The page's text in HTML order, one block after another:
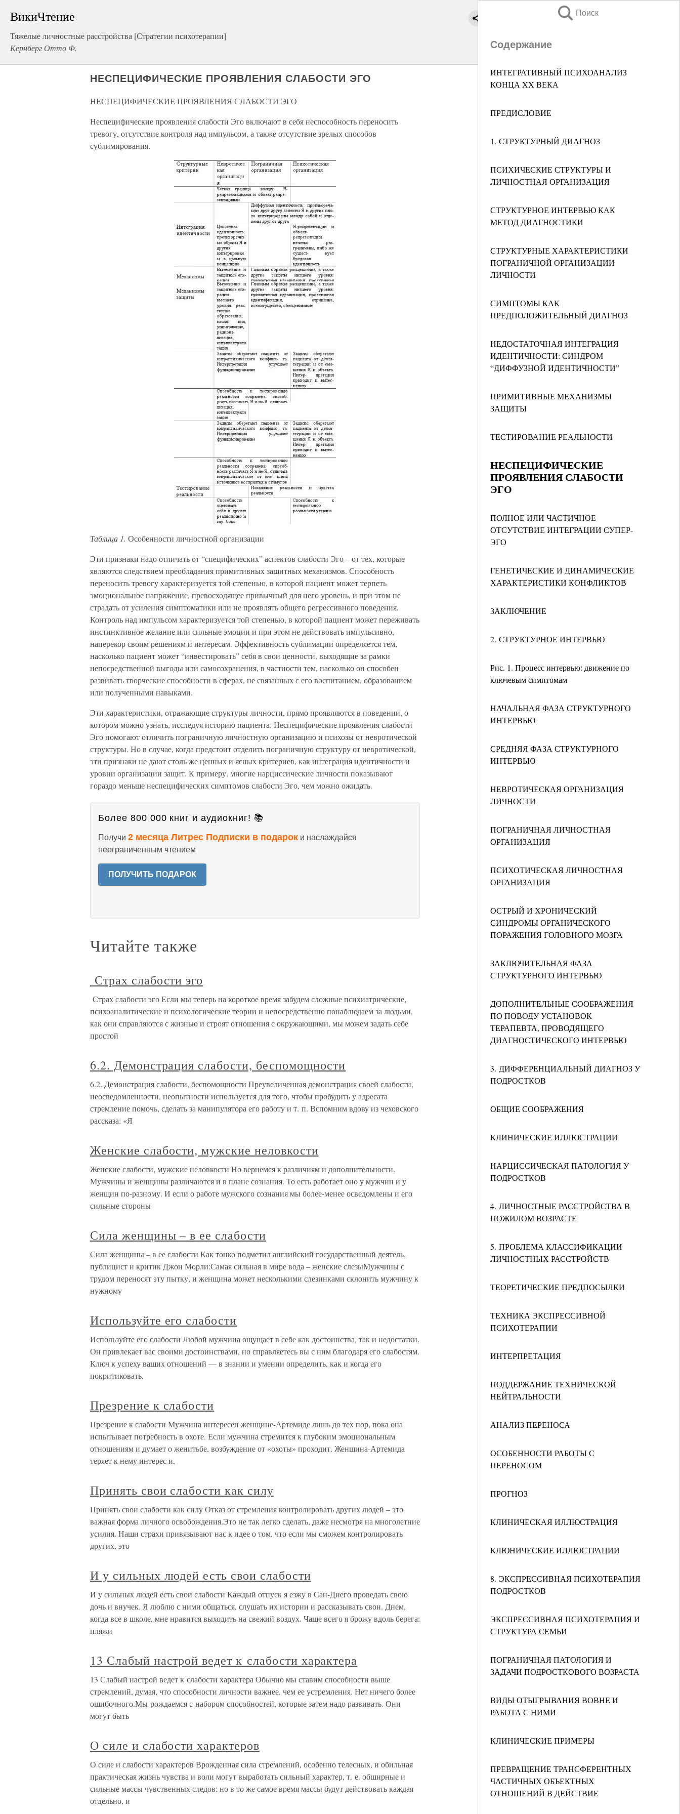
ВикиЧтение
Тяжелые личностные расстройства [Стратегии психотерапии]
Кернберг Отто Ф.
Поиск
Содержание
ИНТЕГРАТИВНЫЙ ПСИХОАНАЛИЗ
КОНЦА XX ВЕКА
ПРЕДИСЛОВИЕ
1. СТРУКТУРНЫЙ ДИАГНОЗ
ПСИХИЧЕСКИЕ СТРУКТУРЫ И
ЛИЧНОСТНАЯ ОРГАНИЗАЦИЯ
СТРУКТУРНОЕ ИНТЕРВЬЮ КАК
МЕТОД ДИАГНОСТИКИ
СТРУКТУРНЫЕ ХАРАКТЕРИСТИКИ
ПОГРАНИЧНОЙ ОРГАНИЗАЦИИ
ЛИЧНОСТИ
СИМПТОМЫ КАК
ПРЕДПОЛОЖИТЕЛЬНЫЙ ДИАГНОЗ
НЕДОСТАТОЧНАЯ ИНТЕГРАЦИЯ
ИДЕНТИЧНОСТИ: СИНДРОМ
“ДИФФУЗНОЙ ИДЕНТИЧНОСТИ”
ПРИМИТИВНЫЕ МЕХАНИЗМЫ
ЗАЩИТЫ
ТЕСТИРОВАНИЕ РЕАЛЬНОСТИ
НЕСПЕЦИФИЧЕСКИЕ
ПРОЯВЛЕНИЯ СЛАБОСТИ
ЭГО
ПОЛНОЕ ИЛИ ЧАСТИЧНОЕ
ОТСУТСТВИЕ ИНТЕГРАЦИИ СУПЕР-
ЭГО
ГЕНЕТИЧЕСКИЕ И ДИНАМИЧЕСКИЕ
ХАРАКТЕРИСТИКИ КОНФЛИКТОВ
ЗАКЛЮЧЕНИЕ
2. СТРУКТУРНОЕ ИНТЕРВЬЮ
Рис. 1. Процесс интервью: движение по
ключевым симптомам
НАЧАЛЬНАЯ ФАЗА СТРУКТУРНОГО
ИНТЕРВЬЮ
СРЕДНЯЯ ФАЗА СТРУКТУРНОГО
ИНТЕРВЬЮ
НЕВРОТИЧЕСКАЯ ОРГАНИЗАЦИЯ
ЛИЧНОСТИ
ПОГРАНИЧНАЯ ЛИЧНОСТНАЯ
ОРГАНИЗАЦИЯ
ПСИХОТИЧЕСКАЯ ЛИЧНОСТНАЯ
ОРГАНИЗАЦИЯ
ОСТРЫЙ И ХРОНИЧЕСКИЙ
СИНДРОМЫ ОРГАНИЧЕСКОГО
ПОРАЖЕНИЯ ГОЛОВНОГО МОЗГА
ЗАКЛЮЧИТЕЛЬНАЯ ФАЗА
СТРУКТУРНОГО ИНТЕРВЬЮ
ДОПОЛНИТЕЛЬНЫЕ СООБРАЖЕНИЯ
ПО ПОВОДУ УСТАНОВОК
ТЕРАПЕВТА, ПРОВОДЯЩЕГО
ДИАГНОСТИЧЕСКОГО ИНТЕРВЬЮ
3. ДИФФЕРЕНЦИАЛЬНЫЙ ДИАГНОЗ У
ПОДРОСТКОВ
ОБЩИЕ СООБРАЖЕНИЯ
КЛИНИЧЕСКИЕ ИЛЛЮСТРАЦИИ
НАРЦИССИЧЕСКАЯ ПАТОЛОГИЯ У
ПОДРОСТКОВ
4. ЛИЧНОСТНЫЕ РАССТРОЙСТВА В
ПОЖИЛОМ ВОЗРАСТЕ
5. ПРОБЛЕМА КЛАССИФИКАЦИИ
ЛИЧНОСТНЫХ РАССТРОЙСТВ
ТЕОРЕТИЧЕСКИЕ ПРЕДПОСЫЛКИ
ТЕХНИКА ЭКСПРЕССИВНОЙ
ПСИХОТЕРАПИИ
ИНТЕРПРЕТАЦИЯ
ПОДДЕРЖАНИЕ ТЕХНИЧЕСКОЙ
НЕЙТРАЛЬНОСТИ
АНАЛИЗ ПЕРЕНОСА
ОСОБЕННОСТИ РАБОТЫ С
ПЕРЕНОСОМ
ПРОГНОЗ
КЛИНИЧЕСКАЯ ИЛЛЮСТРАЦИЯ
КЛЮНИЧЕСКИЕ ИЛЛЮСТРАЦИИ
8. ЭКСПРЕССИВНАЯ ПСИХОТЕРАПИЯ
ПОДРОСТКОВ
ЭКСПРЕССИВНАЯ ПСИХОТЕРАПИЯ И
СТРУКТУРА СЕМЬИ
ПОГРАНИЧНАЯ ПАТОЛОГИЯ И
ЗАДАЧИ ПОДРОСТКОВОГО ВОЗРАСТА
ВИДЫ ОТЫГРЫВАНИЯ ВОВНЕ И
РАБОТА С НИМИ
КЛИНИЧЕСКИЕ ПРИМЕРЫ
ПРЕВРАЩЕНИЕ ТРАНСФЕРЕНТНЫХ
ЧАСТИЧНЫХ ОБЪЕКТНЫХ
ОТНОШЕНИЙ В ДЕЙСТВИЕ
НЕСПЕЦИФИЧЕСКИЕ ПРОЯВЛЕНИЯ СЛАБОСТИ ЭГО
НЕСПЕЦИФИЧЕСКИЕ ПРОЯВЛЕНИЯ СЛАБОСТИ ЭГО
Неспецифические проявления слабости Эго включают в себя неспособность переносить
тревогу, отсутствие контроля над импульсом, а также отсутствие зрелых способов
сублимирования.
Таблица 1. Особенности личностной организации
Эти признаки надо отличать от “специфических” аспектов слабости Эго – от тех, которые
являются следствием преобладания примитивных защитных механизмов. Способность
переносить тревогу характеризуется той степенью, в которой пациент может терпеть
эмоциональное напряжение, превосходящее привычный для него уровень, и при этом не
страдать от усиления симптоматики или не проявлять общего регрессивного поведения.
Контроль над импульсом характеризуется той степенью, в которой пациент может переживать
инстинктивное желание или сильные эмоции и при этом не действовать импульсивно,
наперекор своим решениям и интересам. Эффективность сублимации определяется тем,
насколько пациент может “инвестировать” себя в свои ценности, выходящие за рамки
непосредственной выгоды или самосохранения, в частности тем, насколько он способен
развивать творческие способности в сферах, не связанных с его воспитанием, образованием
или полученными навыками.
Эти характеристики, отражающие структуры личности, прямо проявляются в поведении, о
котором можно узнать, исследуя историю пациента. Неспецифические проявления слабости
Эго помогают отличить пограничную личностную организацию и психозы от невротической
структуры. Но в случае, когда предстоит отделить пограничную структуру от невротической,
эти признаки не дают столь же ценных и ясных критериев, как интеграция идентичности и
уровни организации защит. К примеру, многие нарциссические личности показывают
гораздо меньше неспецифических симптомов слабости Эго, чем можно ожидать.
Более 800 000 книг и аудиокниг! 📚
Получи 2 месяца Литрес Подписки в подарок и наслаждайся
неограниченным чтением
ПОЛУЧИТЬ ПОДАРОК
Читайте также
Страх слабости эго
Страх слабости эго Если мы теперь на короткое время забудем сложные психиатрические,
психоаналитические и психологические теории и непосредственно понаблюдаем за людьми,
как они справляются с жизнью и строят отношения с окружающими, мы можем задать себе
простой
6.2. Демонстрация слабости, беспомощности
6.2. Демонстрация слабости, беспомощности Преувеличенная демонстрация своей слабости,
неосведомленности, неопытности используется для того, чтобы пробудить у адресата
стремление помочь, сделать за манипулятора его работу и т. п. Вспомним вдову из чеховского
рассказа: «Я
Женские слабости, мужские неловкости
Женские слабости, мужские неловкости Но вернемся к различиям и дополнительности.
Мужчины и женщины различаются и в плане сознания. То есть работает оно у мужчин и у
женщин по-разному. И если о работе мужского сознания мы более-менее осведомлены и его
сильные стороны
Сила женщины – в ее слабости
Сила женщины – в ее слабости Как тонко подметил английский государственный деятель,
публицист и критик Джон Морли:Самая сильная в мире вода – женские слезыМужчины с
трудом переносят эту пытку, и женщина может несколькими слезинками склонить мужчину к
нужному
Используйте его слабости
Используйте его слабости Любой мужчина ощущает в себе как достоинства, так и недостатки.
Он привлекает вас своими достоинствами, но справляетесь вы с ним благодаря его слабостям.
Ключ к успеху ваших отношений — в знании и умении определить, как и когда его
покритиковать,
Презрение к слабости
Презрение к слабости Мужчина интересен женщине-Артемиде лишь до тех пор, пока она
испытывает потребность в охоте. Если мужчина стремится к глубоким эмоциональным
отношениям и думает о женитьбе, возбуждение от «охоты» проходит. Женщина-Артемида
теряет к нему интерес и,
Принять свои слабости как силу
Принять свои слабости как силу Отказ от стремления контролировать других людей – это
важная форма личного освобождения.Это не так легко сделать, даже несмотря на многолетние
усилия. Наши страхи привязывают нас к идее о том, что если мы сможем контролировать
других, это
И у сильных людей есть свои слабости
И у сильных людей есть свои слабости Каждый отпуск я езжу в Сан-Диего проведать свою
дочь и внучек. Я люблю с ними общаться, слушать их истории и рассказывать свои. Днем,
когда все в школе, мне нравится выходить на свежий воздух. Чаще всего я брожу вдоль берега:
пляжи
13 Слабый настрой ведет к слабости характера
13 Слабый настрой ведет к слабости характера Обычно мы ставим способности выше
стремлений, думая, что способности личности важнее, чем ее устремления. Нет ничего более
ошибочного.Мы рождаемся с набором способностей, которые затем надо развивать. Они
могут быть
О силе и слабости характеров
О силе и слабости характеров Врожденная сила стремлений, особенно телесных, и обильная
практическая жизнь чувства и воли могут выработать сильный характер, т. е. обширные и
сильные массы чувственных следов; но в то же самое время массы будут действовать каждая
отдельно, и